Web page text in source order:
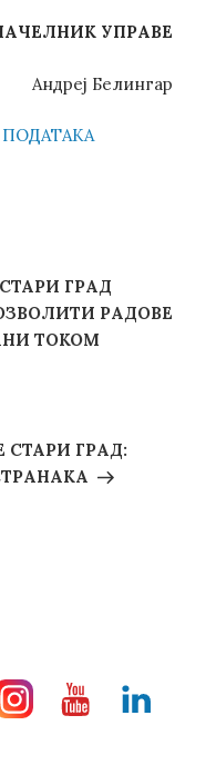
УПРАВЕ
Андреј Белингар
ГРАД
РАДОВЕ
ТОКОМ
ГРАД:
YoutubeLinkedin